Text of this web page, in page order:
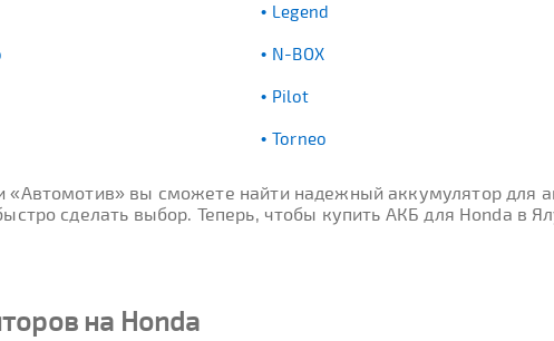
Legend
N-BOX
Pilot
Torneo
«Автомотив» вы сможете найти надежный аккумулятор для
сделать выбор. Теперь, чтобы купить АКБ для Honda в
на Honda